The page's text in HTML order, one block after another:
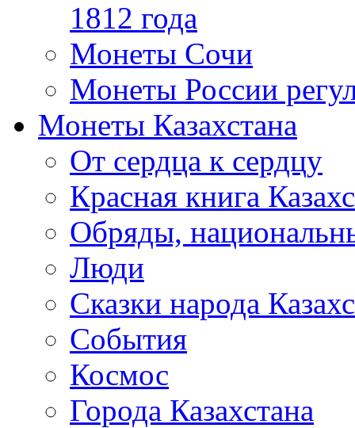
1812 года
Монеты Сочи
Монеты России
Монеты Казахстана
От сердца к сердцу
Красная книга
Обряды,
Люди
Сказки народа
События
Космос
Города Казахстана